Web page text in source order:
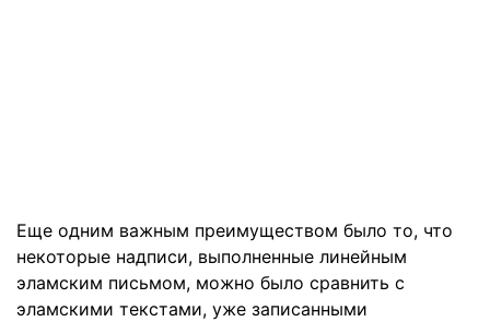
Еще одним важным преимуществом было то, что
некоторые надписи, выполненные линейным
эламским письмом, можно было сравнить с
эламскими текстами, уже записанными